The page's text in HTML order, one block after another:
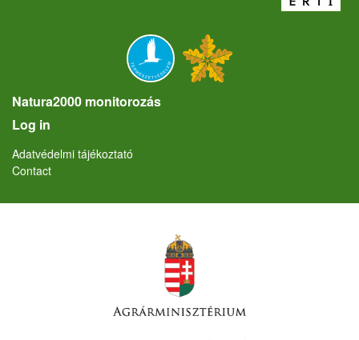
Natura2000 monitorozás
User account menu
Log in
Lábléc
Adatvédelmi tájékoztató
Contact